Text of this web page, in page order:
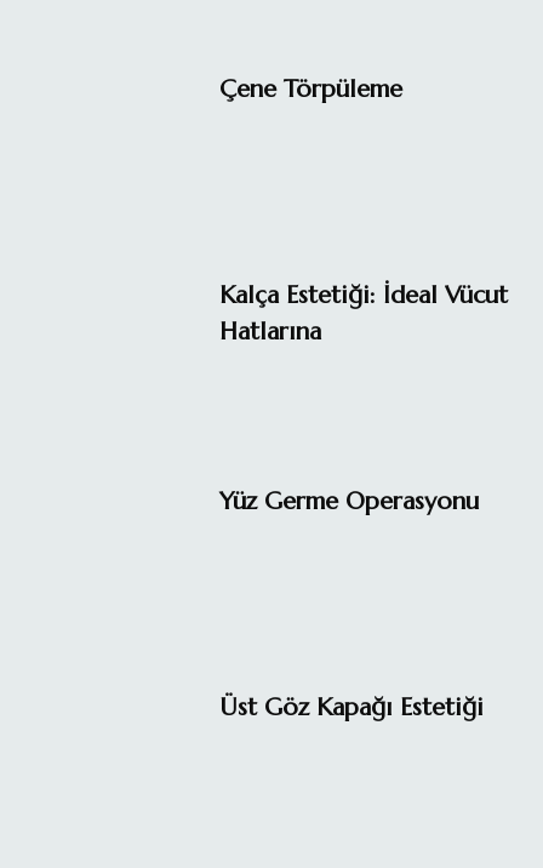
Çene Törpüleme
Kalça Estetiği: İdeal Vücut
Hatlarına
Yüz Germe Operasyonu
Üst Göz Kapağı Estetiği